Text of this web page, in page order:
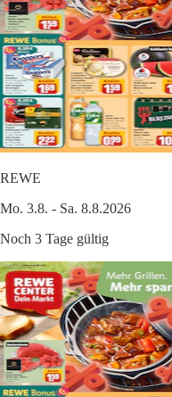
REWE
Mo. 3.8. - Sa. 8.8.2026
Noch 3 Tage gültig